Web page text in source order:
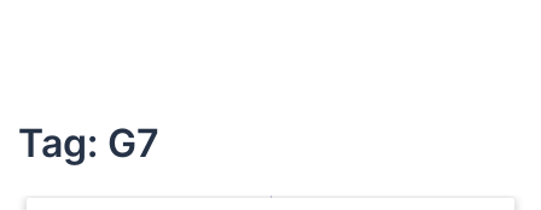
Tag: G7